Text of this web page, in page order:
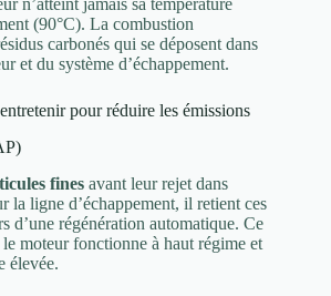
n’atteint jamais sa température
(90°C). La combustion
carbonés qui se déposent dans
et du système d’échappement.
pour réduire les émissions
fines avant leur rejet dans
la ligne d’échappement, il retient ces
d’une régénération automatique. Ce
le moteur fonctionne à haut régime et
élevée.